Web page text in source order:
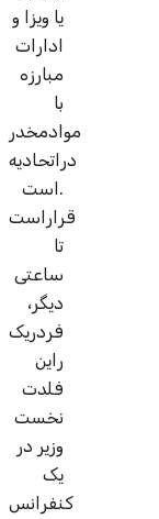
یا ویزا و
ادارات
مبارزه
با
موادمخدر
دراتحادیه
است.
قراراست
تا
ساعتی
دیگر،
فردریک
راین
فلدت
نخست
وزیر در
یک
کنفرانس